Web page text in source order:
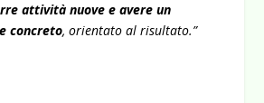
attività nuove e avere un
concreto, orientato al risultato.”